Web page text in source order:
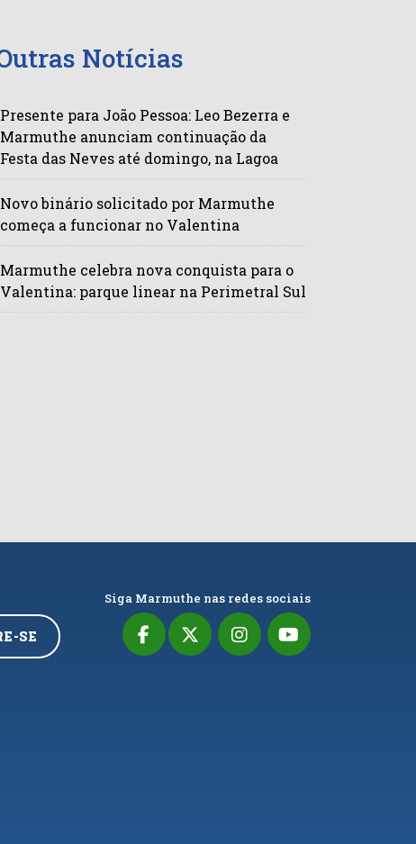
Notícias
Presente para João Pessoa: Leo Bezerra e
Marmuthe anunciam continuação da
Festa das Neves até domingo, na Lagoa
Novo binário solicitado por Marmuthe
começa a funcionar no Valentina
Marmuthe celebra nova conquista para o
Valentina: parque linear na Perimetral Sul
SE
Siga Marmuthe nas redes sociais